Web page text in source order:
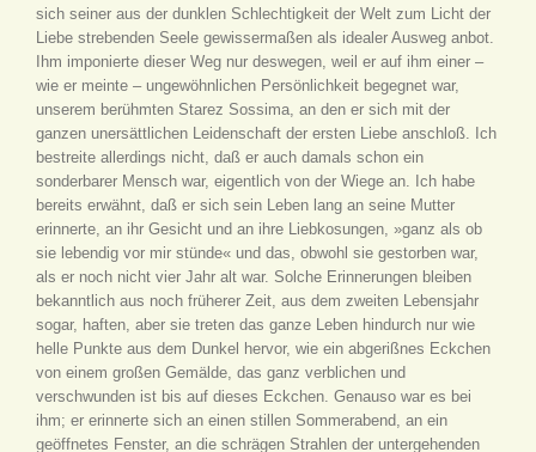
sich seiner aus der dunklen Schlechtigkeit der Welt zum Licht der
Liebe strebenden Seele gewissermaßen als idealer Ausweg anbot.
Ihm imponierte dieser Weg nur deswegen, weil er auf ihm einer –
wie er meinte – ungewöhnlichen Persönlichkeit begegnet war,
unserem berühmten Starez Sossima, an den er sich mit der
ganzen unersättlichen Leidenschaft der ersten Liebe anschloß. Ich
bestreite allerdings nicht, daß er auch damals schon ein
sonderbarer Mensch war, eigentlich von der Wiege an. Ich habe
bereits erwähnt, daß er sich sein Leben lang an seine Mutter
erinnerte, an ihr Gesicht und an ihre Liebkosungen, »ganz als ob
sie lebendig vor mir stünde« und das, obwohl sie gestorben war,
als er noch nicht vier Jahr alt war. Solche Erinnerungen bleiben
bekanntlich aus noch früherer Zeit, aus dem zweiten Lebensjahr
sogar, haften, aber sie treten das ganze Leben hindurch nur wie
helle Punkte aus dem Dunkel hervor, wie ein abgerißnes Eckchen
von einem großen Gemälde, das ganz verblichen und
verschwunden ist bis auf dieses Eckchen. Genauso war es bei
ihm; er erinnerte sich an einen stillen Sommerabend, an ein
geöffnetes Fenster, an die schrägen Strahlen der untergehenden